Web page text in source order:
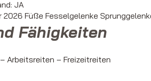
JA
Füße Fesselgelenke
Fähigkeiten
Arbeitsreiten – Freizeitreiten